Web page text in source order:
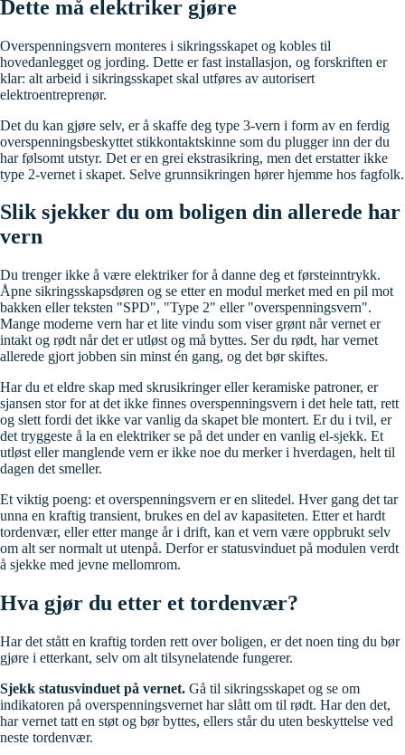
Dette må elektriker gjøre
Overspenningsvern monteres i sikringsskapet og kobles til
hovedanlegget og jording. Dette er fast installasjon, og forskriften er
klar: alt arbeid i sikringsskapet skal utføres av autorisert
elektroentreprenør.
Det du kan gjøre selv, er å skaffe deg type 3-vern i form av en ferdig
overspenningsbeskyttet stikkontaktskinne som du plugger inn der du
har følsomt utstyr. Det er en grei ekstrasikring, men det erstatter ikke
type 2-vernet i skapet. Selve grunnsikringen hører hjemme hos fagfolk.
Slik sjekker du om boligen din allerede har
vern
Du trenger ikke å være elektriker for å danne deg et førsteinntrykk.
Åpne sikringsskapsdøren og se etter en modul merket med en pil mot
bakken eller teksten "SPD", "Type 2" eller "overspenningsvern".
Mange moderne vern har et lite vindu som viser grønt når vernet er
intakt og rødt når det er utløst og må byttes. Ser du rødt, har vernet
allerede gjort jobben sin minst én gang, og det bør skiftes.
Har du et eldre skap med skrusikringer eller keramiske patroner, er
sjansen stor for at det ikke finnes overspenningsvern i det hele tatt, rett
og slett fordi det ikke var vanlig da skapet ble montert. Er du i tvil, er
det tryggeste å la en elektriker se på det under en vanlig el-sjekk. Et
utløst eller manglende vern er ikke noe du merker i hverdagen, helt til
dagen det smeller.
Et viktig poeng: et overspenningsvern er en slitedel. Hver gang det tar
unna en kraftig transient, brukes en del av kapasiteten. Etter et hardt
tordenvær, eller etter mange år i drift, kan et vern være oppbrukt selv
om alt ser normalt ut utenpå. Derfor er statusvinduet på modulen verdt
å sjekke med jevne mellomrom.
Hva gjør du etter et tordenvær?
Har det stått en kraftig torden rett over boligen, er det noen ting du bør
gjøre i etterkant, selv om alt tilsynelatende fungerer.
Sjekk statusvinduet på vernet. Gå til sikringsskapet og se om
indikatoren på overspenningsvernet har slått om til rødt. Har den det,
har vernet tatt en støt og bør byttes, ellers står du uten beskyttelse ved
neste tordenvær.